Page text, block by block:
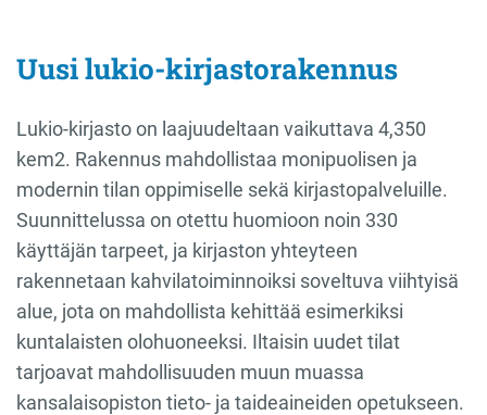
Uusi lukio-kirjastorakennus
Lukio-kirjasto on laajuudeltaan vaikuttava 4,350
kem2. Rakennus mahdollistaa monipuolisen ja
modernin tilan oppimiselle sekä kirjastopalveluille.
Suunnittelussa on otettu huomioon noin 330
käyttäjän tarpeet, ja kirjaston yhteyteen
rakennetaan kahvilatoiminnoiksi soveltuva viihtyisä
alue, jota on mahdollista kehittää esimerkiksi
kuntalaisten olohuoneeksi. Iltaisin uudet tilat
tarjoavat mahdollisuuden muun muassa
kansalaisopiston tieto- ja taideaineiden opetukseen.